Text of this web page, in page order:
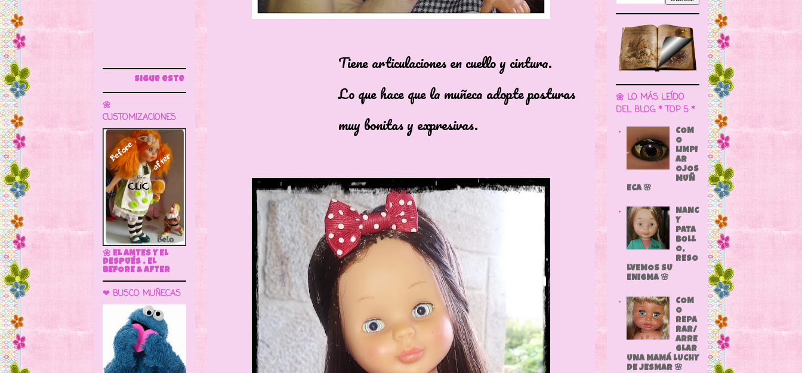
Tiene articulaciones en cuello y cintura.
Lo que hace que la muñeca adopte posturas
muy bonitas y expresivas.
Sigue este blog para más información
🌼
CUSTOMIZACIONES
🌼 EL ANTES Y EL
DESPUÉS . EL
BEFORE & AFTER
❤ BUSCO MUÑECAS
🌼 LO MÁS LEÍDO
DEL BLOG * TOP 5 *
COM
O
LIMPI
AR
OJOS
MUÑ
ECA 🌸
NANC
Y
PATA
BOLL
O,
RESO
LVEMOS SU
ENIGMA 🌸
COM
O
REPA
RAR/
ARRE
GLAR
UNA MAMÁ LUCHY
DE JESMAR 🌸